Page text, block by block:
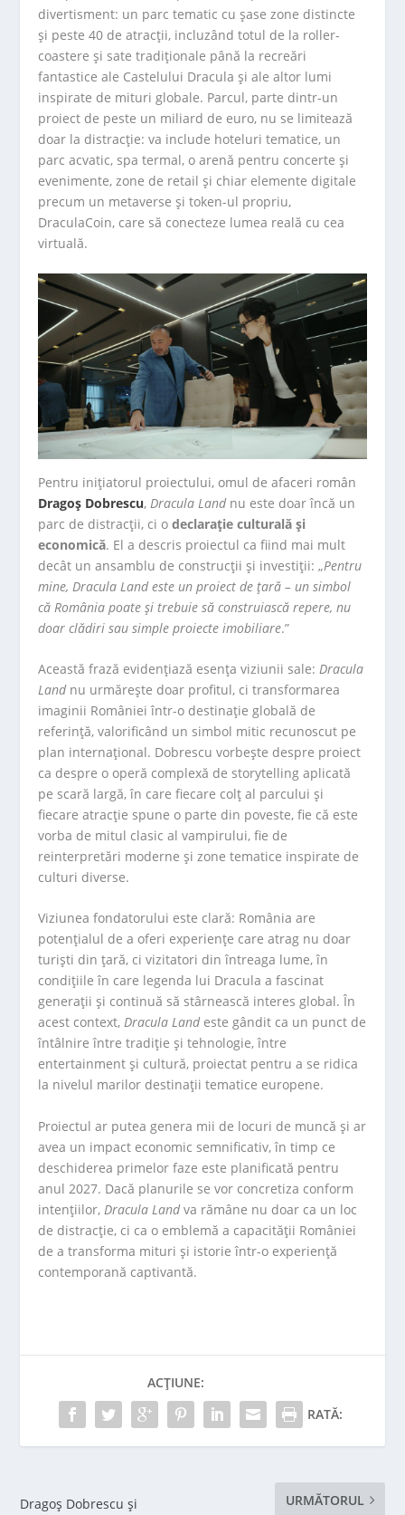
divertisment: un parc tematic cu șase zone distincte
și peste 40 de atracții, incluzând totul de la roller-
coastere și sate tradiționale până la recreări
fantastice ale Castelului Dracula și ale altor lumi
inspirate de mituri globale. Parcul, parte dintr-un
proiect de peste un miliard de euro, nu se limitează
doar la distracție: va include hoteluri tematice, un
parc acvatic, spa termal, o arenă pentru concerte și
evenimente, zone de retail și chiar elemente digitale
precum un metaverse și token-ul propriu,
DraculaCoin, care să conecteze lumea reală cu cea
virtuală.
Pentru inițiatorul proiectului, omul de afaceri român
Dragoș Dobrescu, Dracula Landnu este doar încă un
parc de distracții, ci odeclarație culturală și
economică. El a descris proiectul ca fiind mai mult
decât un ansamblu de construcții și investiții: „Pentru
mine, Dracula Land este un proiect de țară – un simbol
că România poate și trebuie să construiască repere, nu
doar clădiri sau simple proiecte imobiliare.”
Această frază evidențiază esența viziunii sale:Dracula
Landnu urmărește doar profitul, ci transformarea
imaginii României într-o destinație globală de
referință, valorificând un simbol mitic recunoscut pe
plan internațional. Dobrescu vorbește despre proiect
ca despre o operă complexă de storytelling aplicată
pe scară largă, în care fiecare colț al parcului și
fiecare atracție spune o parte din poveste, fie că este
vorba de mitul clasic al vampirului, fie de
reinterpretări moderne și zone tematice inspirate de
culturi diverse.
Viziunea fondatorului este clară: România are
potențialul de a oferi experiențe care atrag nu doar
turiști din țară, ci vizitatori din întreaga lume, în
condițiile în care legenda lui Dracula a fascinat
generații și continuă să stârnească interes global. În
acest context,Dracula Landeste gândit ca un punct de
întâlnire între tradiție și tehnologie, între
entertainment și cultură, proiectat pentru a se ridica
la nivelul marilor destinații tematice europene.
Proiectul ar putea genera mii de locuri de muncă și ar
avea un impact economic semnificativ, în timp ce
deschiderea primelor faze este planificată pentru
anul 2027. Dacă planurile se vor concretiza conform
intențiilor,Dracula Landva rămâne nu doar ca un loc
de distracție, ci ca o emblemă a capacității României
de a transforma mituri și istorie într-o experiență
contemporană captivantă.
ACȚIUNE:
RATĂ:
Dragoș Dobrescu și
URMĂTORUL